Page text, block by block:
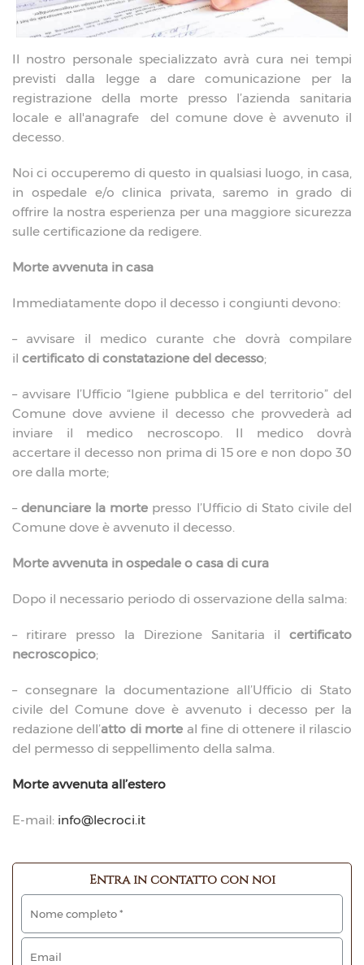
Il nostro personale specializzato avrà cura nei tempi
previsti dalla legge a dare comunicazione per la
registrazione della morte presso l’azienda sanitaria
locale e all'anagrafe del comune dove è avvenuto il
decesso.
Noi ci occuperemo di questo in qualsiasi luogo, in casa,
in ospedale e/o clinica privata, saremo in grado di
offrire la nostra esperienza per una maggiore sicurezza
sulle certificazione da redigere.
Morte avvenuta in casa
Immediatamente dopo il decesso i congiunti devono:
– avvisare il medico curante che dovrà compilare
il certificato di constatazione del decesso;
– avvisare l’Ufficio “Igiene pubblica e del territorio” del
Comune dove avviene il decesso che provvederà ad
inviare il medico necroscopo. Il medico dovrà
accertare il decesso non prima di 15 ore e non dopo 30
ore dalla morte;
–denunciare la morte presso l’Ufficio di Stato civile del
Comune dove è avvenuto il decesso.
Morte avvenuta in ospedale o casa di cura
Dopo il necessario periodo di osservazione della salma:
– ritirare presso la Direzione Sanitaria il certificato
necroscopico;
– consegnare la documentazione all’Ufficio di Stato
civile del Comune dove è avvenuto i decesso per la
redazione dell’atto di morte al fine di ottenere il rilascio
del permesso di seppellimento della salma.
Morte avvenuta all’estero
E-mail: info@lecroci.it
Entra in contatto con noi